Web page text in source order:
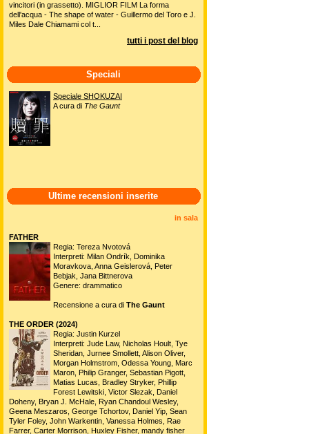
vincitori (in grassetto). MIGLIOR FILM La forma
dell'acqua - The shape of water - Guillermo del Toro e J.
Miles Dale Chiamami col t...
tutti i post del blog
Speciali
Speciale SHOKUZAI
A cura di The Gaunt
Ultime recensioni inserite
in sala
FATHER
Regia: Tereza Nvotová
Interpreti: Milan Ondrík, Dominika
Moravkova, Anna Geislerová, Peter
Bebjak, Jana Bittnerova
Genere: drammatico
Recensione a cura di The Gaunt
THE ORDER (2024)
Regia: Justin Kurzel
Interpreti: Jude Law, Nicholas Hoult, Tye
Sheridan, Jurnee Smollett, Alison Oliver,
Morgan Holmstrom, Odessa Young, Marc
Maron, Philip Granger, Sebastian Pigott,
Matias Lucas, Bradley Stryker, Phillip
Forest Lewitski, Victor Slezak, Daniel
Doheny, Bryan J. McHale, Ryan Chandoul Wesley,
Geena Meszaros, George Tchortov, Daniel Yip, Sean
Tyler Foley, John Warkentin, Vanessa Holmes, Rae
Farrer, Carter Morrison, Huxley Fisher, mandy fisher